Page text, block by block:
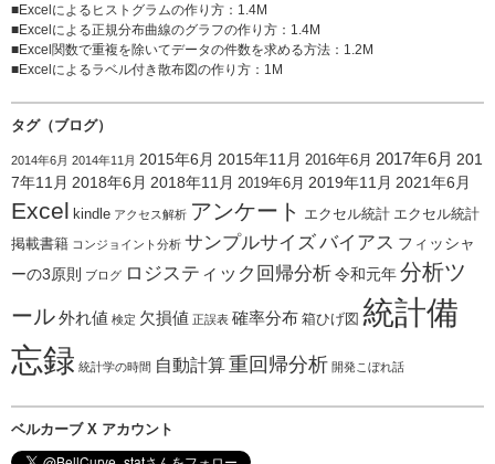
■Excelによるヒストグラムの作り方 ：1.4M
■Excelによる正規分布曲線のグラフの作り方 ：1.4M
■Excel関数で重複を除いてデータの件数を求める方法 ：1.2M
■Excelによるラベル付き散布図の作り方 ：1M
タグ（ブログ）
2014年6月 2014年11月 2015年6月 2015年11月 2016年6月 2017年6月 201
7年11月 2018年6月 2018年11月 2019年6月 2019年11月 2021年6月
Excel kindle アクセス解析 アンケート エクセル統計 エクセル統計
掲載書籍 コンジョイント分析 サンプルサイズ バイアス フィッシャ
ーの3原則 ブログ ロジスティック回帰分析令和元年分析ツ
ール外れ値 検定 欠損値 正誤表 確率分布 箱ひげ図 統計備
忘録 統計学の時間 自動計算重回帰分析 開発こぼれ話
ベルカーブ X アカウント